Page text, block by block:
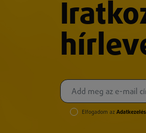
Elfogadom az